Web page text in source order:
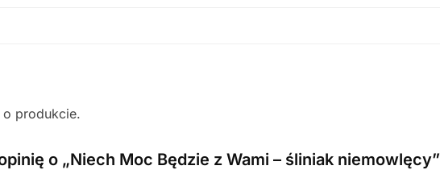
o produkcie.
o „Niech Moc Będzie z Wami – śliniak niemowlęcy”